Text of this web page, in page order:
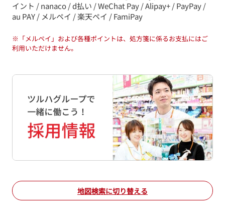
イント / nanaco / d払い / WeChat Pay / Alipay+ / PayPay /
au PAY / メルペイ / 楽天ペイ / FamiPay
※ 「メルペイ」および各種ポイントは、処方箋に係るお支払にはご
利用いただけません。
地図検索に切り替える